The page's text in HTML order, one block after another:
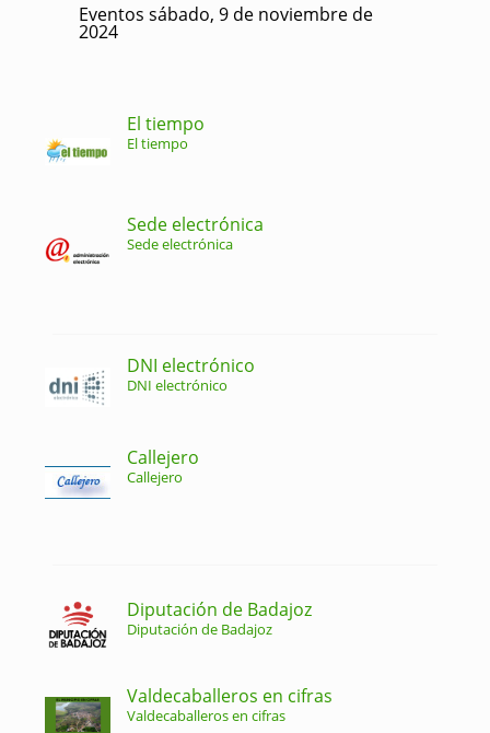
Eventos sábado, 9 de noviembre de
2024
El tiempo
El tiempo
Sede electrónica
Sede electrónica
DNI electrónico
DNI electrónico
Callejero
Callejero
Diputación de Badajoz
Diputación de Badajoz
Valdecaballeros en cifras
Valdecaballeros en cifras